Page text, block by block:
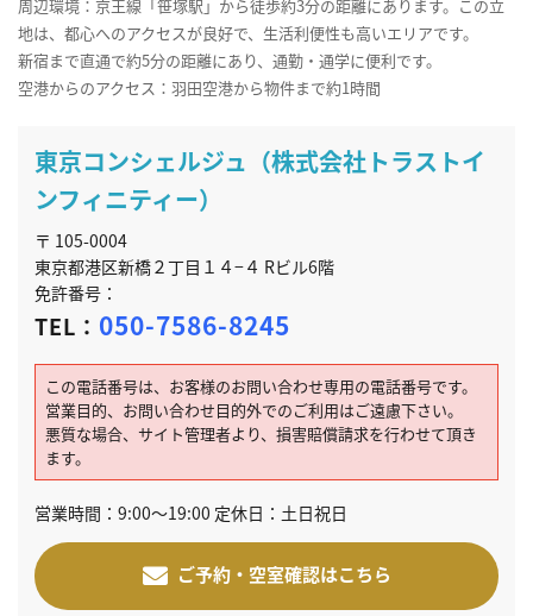
周辺環境：京王線「笹塚駅」から徒歩約3分の距離にあります。この立
地は、都心へのアクセスが良好で、生活利便性も高いエリアです。
新宿まで直通で約5分の距離にあり、通勤・通学に便利です。
空港からのアクセス：羽田空港から物件まで約1時間
東京コンシェルジュ（株式会社トラストイ
ンフィニティー）
〒 105-0004
東京都港区新橋２丁目１４−４ Rビル6階
免許番号：
TEL： 050-7586-8245
この電話番号は、お客様のお問い合わせ専用の電話番号です。
営業目的、お問い合わせ目的外でのご利用はご遠慮下さい。
悪質な場合、サイト管理者より、損害賠償請求を行わせて頂き
ます。
営業時間：9:00～19:00 定休日：土日祝日
ご予約・空室確認はこちら